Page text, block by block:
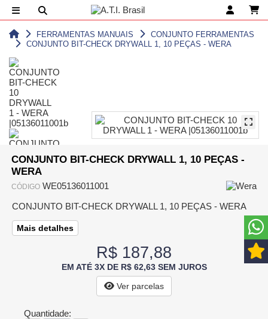
FERRAMENTAS MANUAIS
CONJUNTO FERRAMENTAS
CONJUNTO BIT-CHECK DRYWALL 1, 10 PEÇAS - WERA
CONJUNTO BIT-CHECK DRYWALL 1, 10 PEÇAS -
WERA
CÓDIGO WE05136011001
CONJUNTO BIT-CHECK DRYWALL 1, 10 PEÇAS - WERA
Mais detalhes
R$ 187,88
EM ATÉ 3X DE R$ 62,63 SEM JUROS
Ver parcelas
Quantidade: